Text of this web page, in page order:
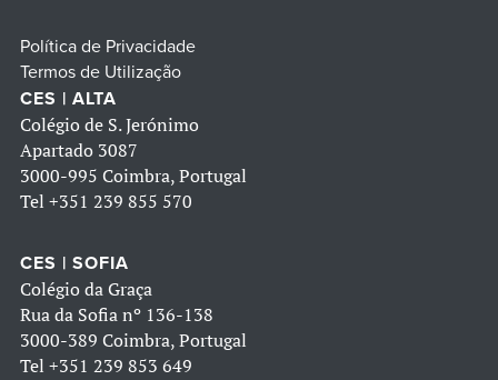
Política de Privacidade
Termos de Utilização
CES | ALTA
Colégio de S. Jerónimo
Apartado 3087
3000-995 Coimbra, Portugal
Tel +351 239 855 570
CES | SOFIA
Colégio da Graça
Rua da Sofia nº 136-138
3000-389 Coimbra, Portugal
Tel +351 239 853 649